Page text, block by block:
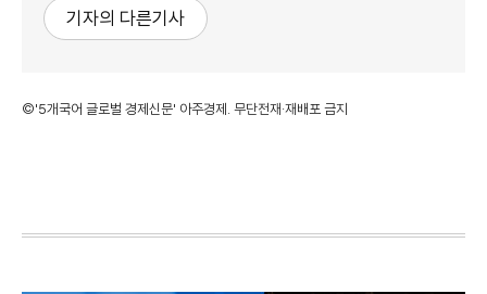
기자의 다른기사
©'5개국어 글로벌 경제신문' 아주경제. 무단전재·재배포 금지